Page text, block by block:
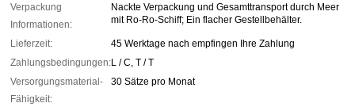
Verpackung
Informationen:
Nackte Verpackung und Gesamttransport durch Meer
mit Ro-Ro-Schiff; Ein flacher Gestellbehälter.
Lieferzeit:
45 Werktage nach empfingen Ihre Zahlung
Zahlungsbedingungen:L / C, T / T
Versorgungsmaterial-
Fähigkeit:
30 Sätze pro Monat